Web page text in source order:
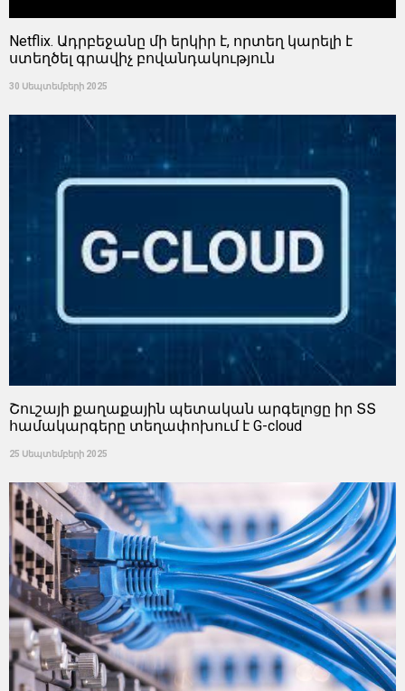
Netflix. Ադրբեջանը մի երկիր է, որտեղ կարելի է
ստեղծել գրավիչ բովանդակություն
30 Սեպտեմբերի 2025
Շուշայի քաղաքային պետական ​​արգելոցը իր ՏՏ
համակարգերը տեղափոխում է G-cloud
25 Սեպտեմբերի 2025